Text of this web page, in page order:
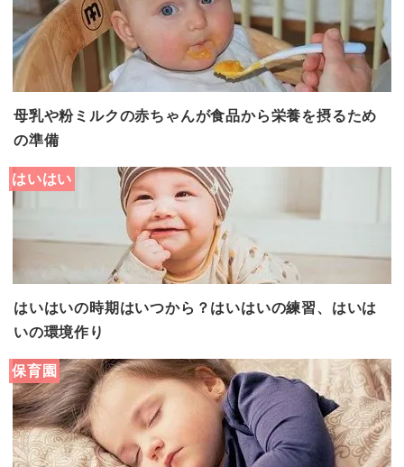
母乳や粉ミルクの赤ちゃんが食品から栄養を摂るため
の準備
はいはい
はいはいの時期はいつから？はいはいの練習、はいは
いの環境作り
保育園